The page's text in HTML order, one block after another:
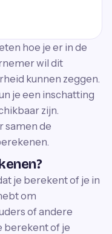
hoe je er in de
wil dit
kunnen zeggen.
je een inschatting
zijn.
samen de
je berekent of je in
om
of andere
berekent of je